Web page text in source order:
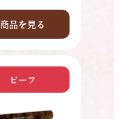
商品を見る
ビーフ